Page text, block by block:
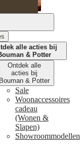
alle acties bij
& Potter
Ontdek alle
acties bij
Bouman & Potter
Sale
Woonaccessoires
cadeau
(Wonen &
Slapen)
Showroommodellen